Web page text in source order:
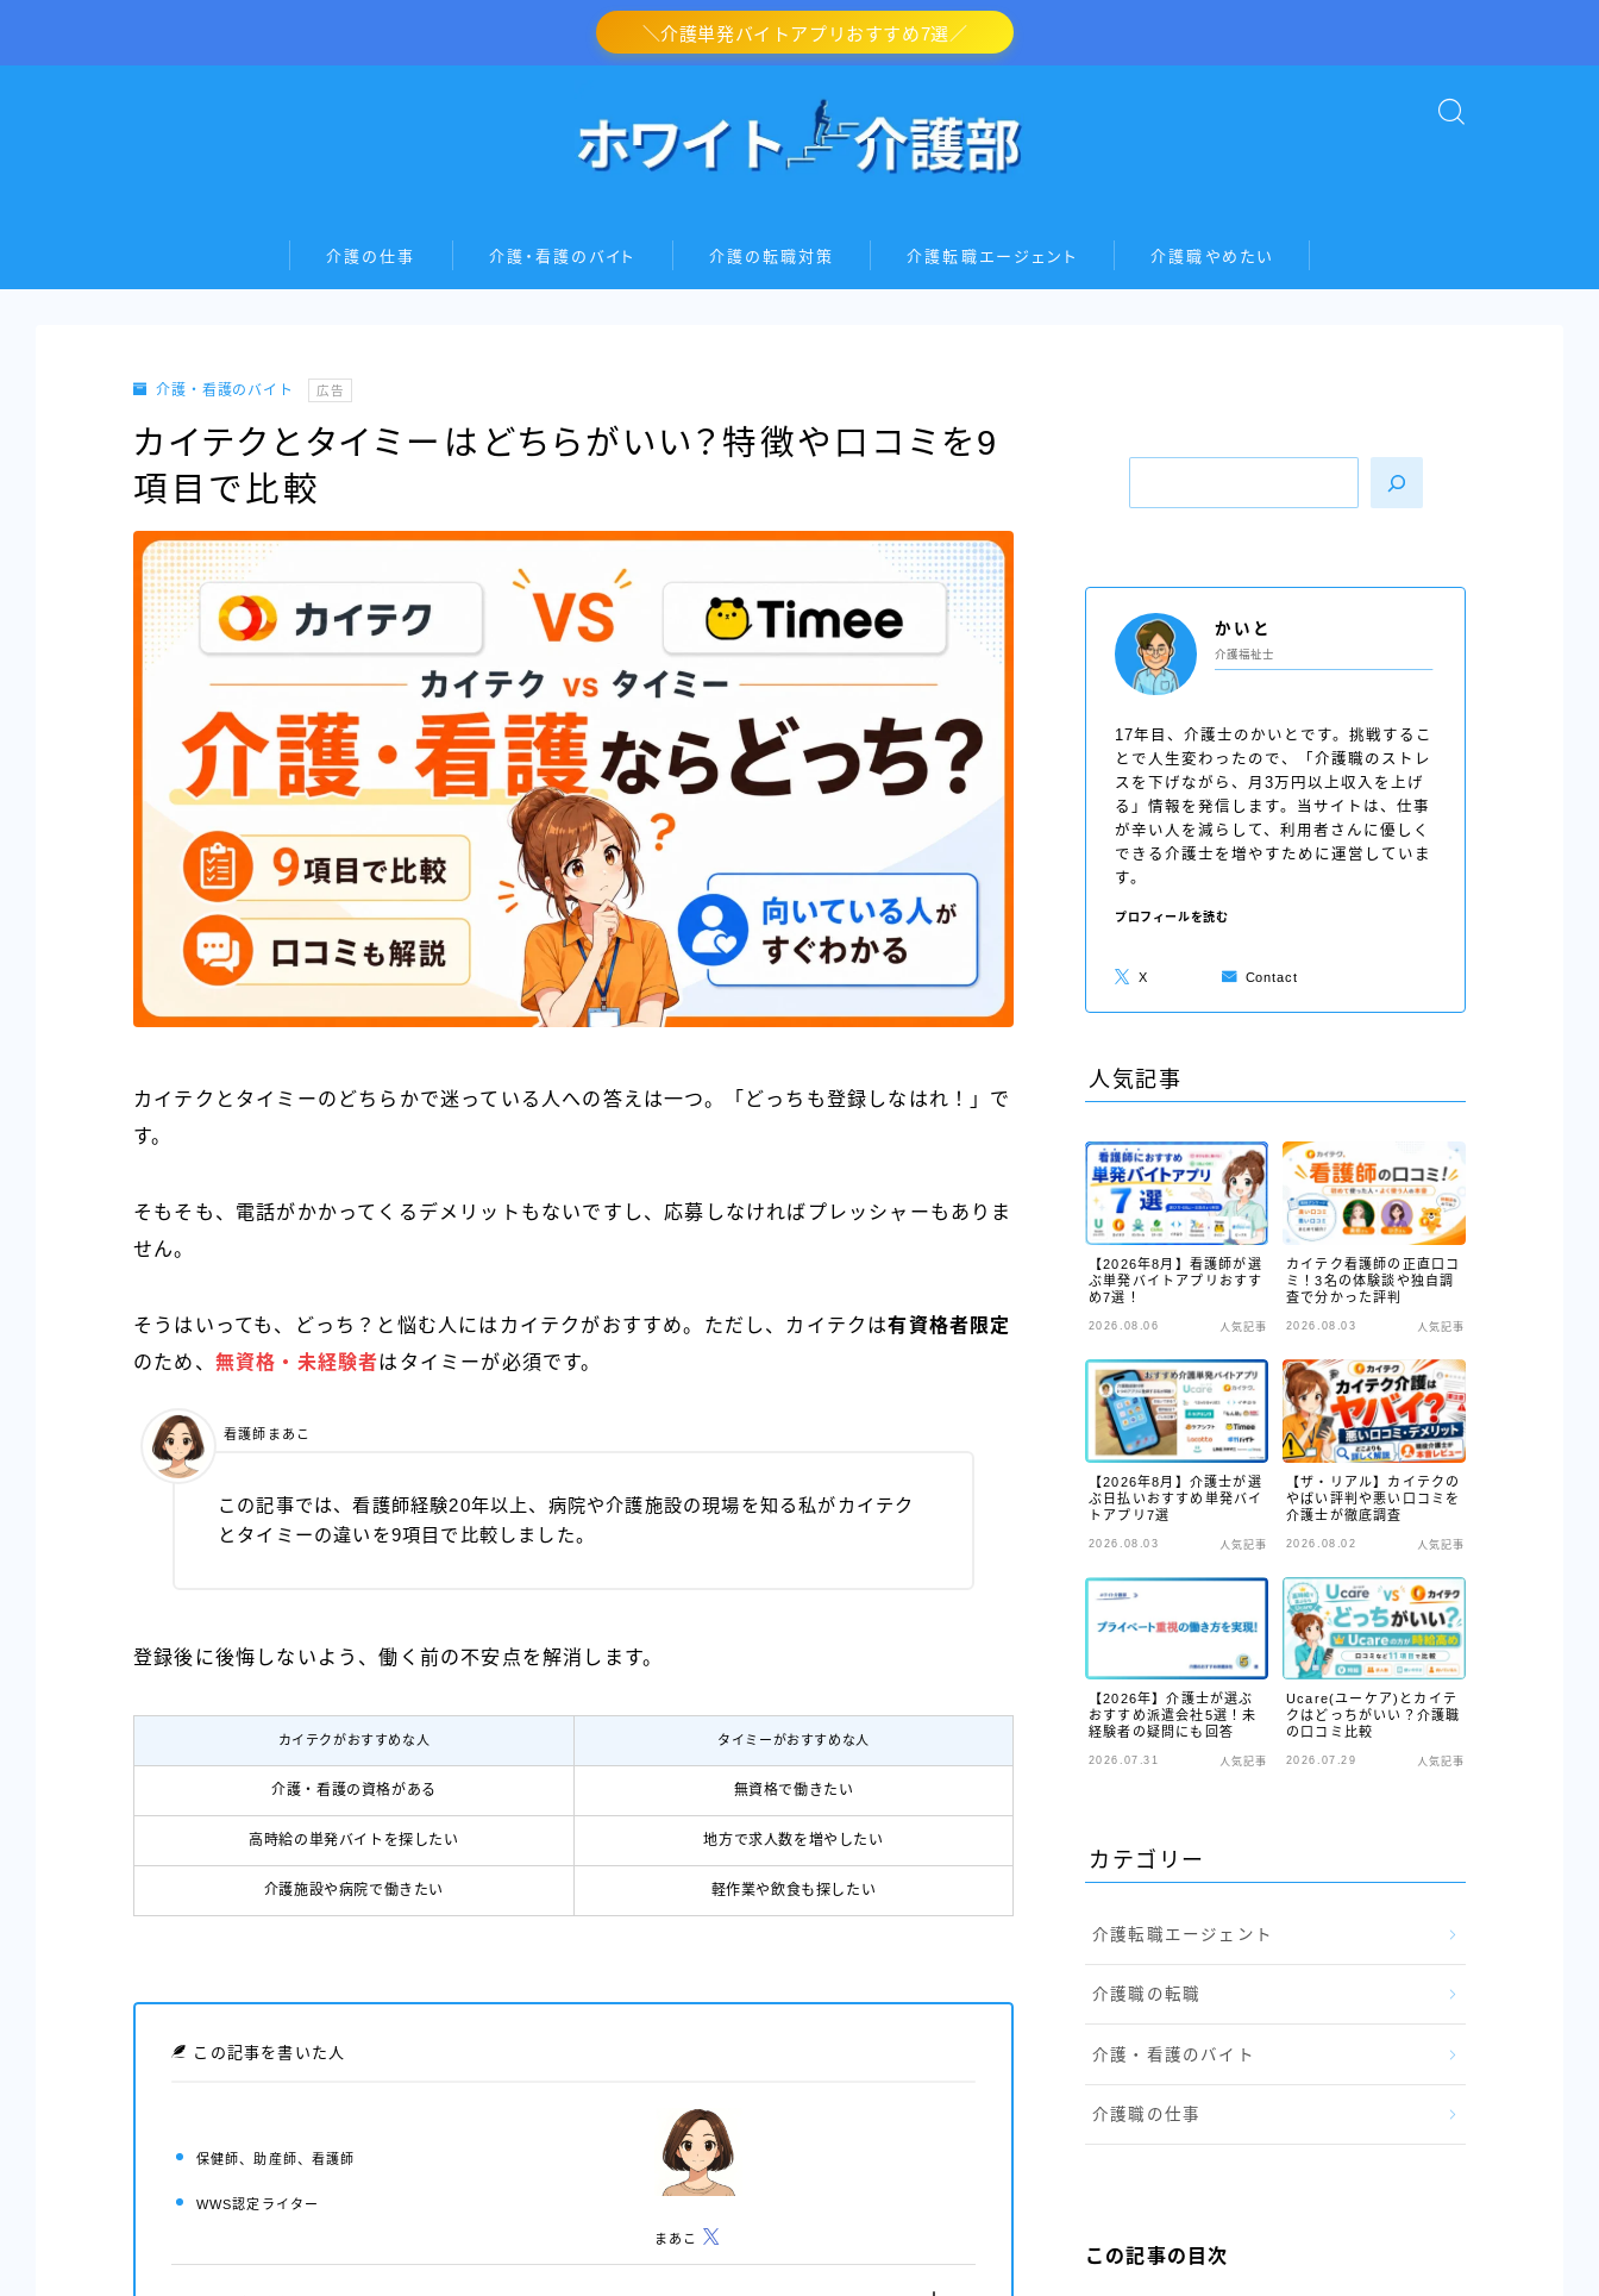
＼介護単発バイトアプリおすすめ7選／
介護の仕事 介護・看護のバイト 介護の転職対策 介護転職エージェント 介護職やめたい
介護・看護のバイト 広告
カイテクとタイミーはどちらがいい？特徴や口コミを9
項目で比較
カイテクとタイミーのどちらかで迷っている人への答えは一つ。「どっちも登録しなはれ！」で
す。
そもそも、電話がかかってくるデメリットもないですし、応募しなければプレッシャーもありま
せん。
そうはいっても、どっち？と悩む人にはカイテクがおすすめ。ただし、カイテクは有資格者限定
のため、 無資格・未経験者はタイミーが必須です。
この記事では、看護師経験20年以上、病院や介護施設の現場を知る私がカイテク
とタイミーの違いを9項目で比較しました。
看護師まあこ
登録後に後悔しないよう、働く前の不安点を解消します。
カイテクがおすすめな人 タイミーがおすすめな人
介護・看護の資格がある 無資格で働きたい
高時給の単発バイトを探したい 地方で求人数を増やしたい
介護施設や病院で働きたい 軽作業や飲食も探したい
この記事を書いた人
保健師、助産師、看護師
WWS認定ライター
まあこ
かいと
介護福祉士
17年目、介護士のかいとです。挑戦するこ
とで人生変わったので、「介護職のストレ
スを下げながら、月3万円以上収入を上げ
る」情報を発信します。当サイトは、仕事
が辛い人を減らして、利用者さんに優しく
できる介護士を増やすために運営していま
す。
プロフィールを読む
X Contact
人気記事
【2026年8月】看護師が選
ぶ単発バイトアプリおすす
め7選！
2026.08.06 人気記事
カイテク看護師の正直口コ
ミ！3名の体験談や独自調
査で分かった評判
2026.08.03 人気記事
【2026年8月】介護士が選
ぶ日払いおすすめ単発バイ
トアプリ7選
2026.08.03 人気記事
【ザ・リアル】カイテクの
やばい評判や悪い口コミを
介護士が徹底調査
2026.08.02 人気記事
【2026年】介護士が選ぶ
おすすめ派遣会社5選！未
経験者の疑問にも回答
2026.07.31 人気記事
Ucare(ユーケア)とカイテ
クはどっちがいい？介護職
の口コミ比較
2026.07.29 人気記事
カテゴリー
介護転職エージェント
介護職の転職
介護・看護のバイト
介護職の仕事
この記事の目次